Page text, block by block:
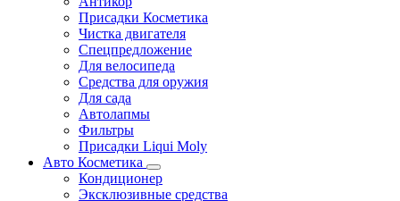
Присадки Косметика
Чистка двигателя
Спецпредложение
Для велосипеда
Средства для оружия
Для сада
Автолапмы
Фильтры
Присадки Liqui Moly
Авто Косметика
Кондиционер
Эксклюзивные средства